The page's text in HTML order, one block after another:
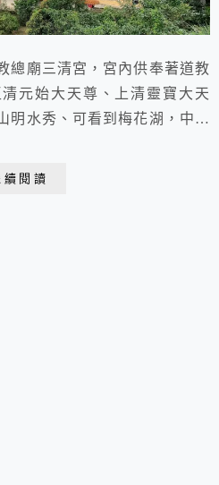
總廟三清宮，宮內供奉著道教
元始大天尊、上清靈寶大天
明水秀、可看到梅花湖，中國
續閱讀